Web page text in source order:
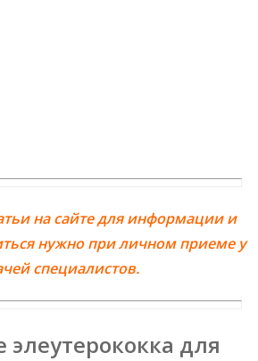
на сайте для информации и
нужно при личном приеме у
специалистов.
для